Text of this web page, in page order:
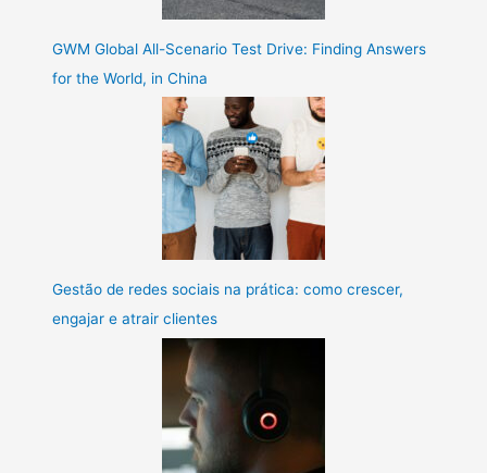
GWM Global All-Scenario Test Drive: Finding Answers
for the World, in China
Gestão de redes sociais na prática: como crescer,
engajar e atrair clientes